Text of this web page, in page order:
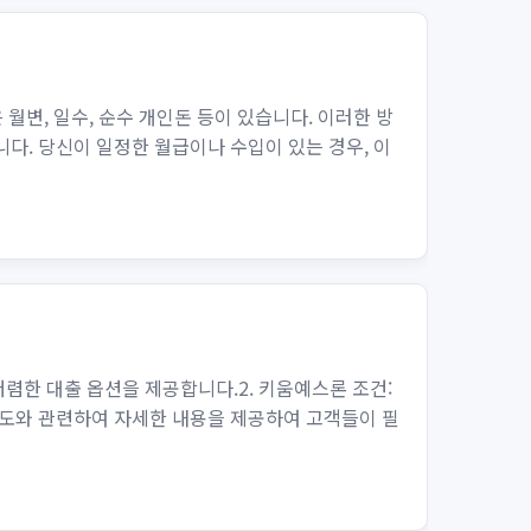
변, 일수, 순수 개인돈 등이 있습니다. 이러한 방
. 당신이 일정한 월급이나 수입이 있는 경우, 이
한 대출 옵션을 제공합니다.2. 키움예스론 조건:
관련하여 자세한 내용을 제공하여 고객들이 필